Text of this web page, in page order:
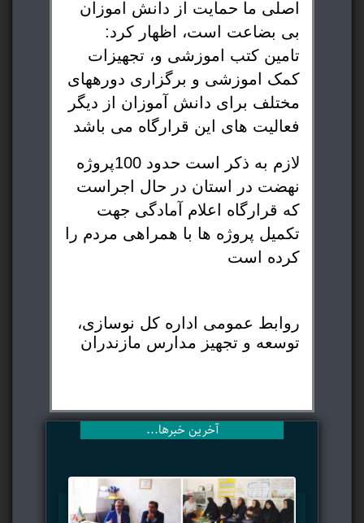
اصلی ما حمایت از دانش اموزان
بی بضاعت است، اظهار کرد:
تامین کتب اموزشی و، تجهیزات
کمک اموزشی و برگزاری دورههای
مختلف برای دانش آموزان از دیگر
فعالیت های این قرارگاه می باشد
لازم به ذکر است حدود 100پروژه
نهضت در استان در حال اجراست
که قرارگاه اعلام آمادگی جهت
تکمیل پروژه ها با همراهی مردم را
کرده است
روابط عمومی اداره کل نوسازی،
توسعه و تجهیز مدارس مازندران
آخرین خبرها...